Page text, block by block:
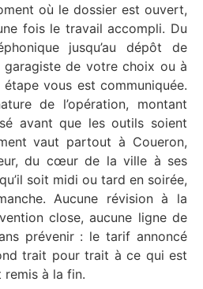
où le dossier est ouvert,
fois le travail accompli. Du
jusqu’au dépôt de
de votre choix ou à
vous est communiquée.
de l’opération, montant
avant que les outils soient
vaut partout à Coueron,
du cœur de la ville à ses
soit midi ou tard en soirée,
Aucune révision à la
close, aucune ligne de
prévenir : le tarif annoncé
trait pour trait à ce qui est
à la fin.